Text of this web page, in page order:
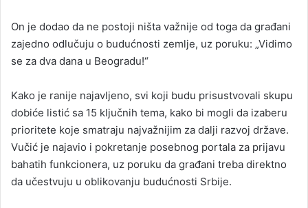
On je dodao da ne postoji ništa važnije od toga da građani
zajedno odlučuju o budućnosti zemlje, uz poruku: „Vidimo
se za dva dana u Beogradu!“
Kako je ranije najavljeno, svi koji budu prisustvovali skupu
dobiće listić sa 15 ključnih tema, kako bi mogli da izaberu
prioritete koje smatraju najvažnijim za dalji razvoj države.
Vučić je najavio i pokretanje posebnog portala za prijavu
bahatih funkcionera, uz poruku da građani treba direktno
da učestvuju u oblikovanju budućnosti Srbije.